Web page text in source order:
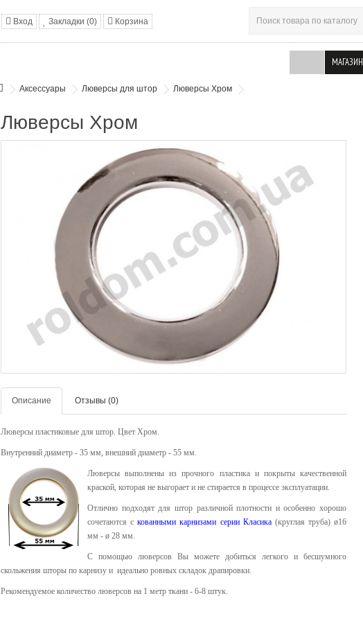
Вход Закладки (0) Корзина
МАГАЗИН
Аксессуары Люверсы для штор Люверсы Хром
Люверсы Хром
Описание Отзывы (0)
Люверсы пластиковые для штор. Цвет Хром.
Внутренний диаметр - 35 мм, внешний диаметр - 55 мм.
Люверсы выполнены из прочного пластика и покрыты качественной
краской, которая не выгорает и не стирается в процессе эксплуатации.
Отлично подходят для штор различной плотности и особенно хорошо
сочетаются скованными карнизами серии Класика(круглая труба) ø16
мм - ø 28 мм.
С помощью люверсов Вы можете добиться легкого и бесшумного
скольжения шторы по карнизу и идеально ровных складок драпировки.
Рекомендуемое количество люверсов на 1 метр ткани - 6-8 штук.